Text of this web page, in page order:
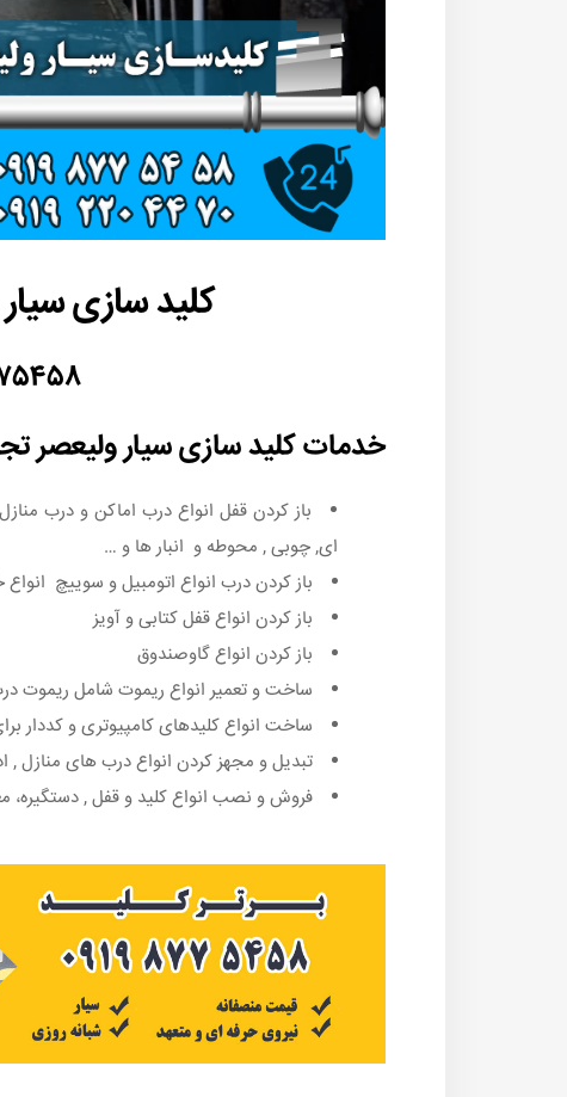
کلید سازی
خدمات کلید سازی سیار ولیعصر
باز کردن قفل انواع درب اماکن و درب
ای, چوبی , محوطه و انبار ها و …
باز کردن درب انواع اتومبیل و سوییچ
باز کردن انواع قفل کتابی و آویز
باز کردن انواع گاوصندوق
ساخت و تعمیر انواع ریموت شامل ریموت
ساخت انواع کلیدهای کامپیوتری و کددار
تبدیل و مجهز کردن انواع درب های منازل ,
فروش و نصب انواع کلید و قفل , دستگیره،